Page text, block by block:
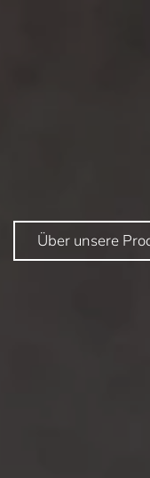
Über unsere